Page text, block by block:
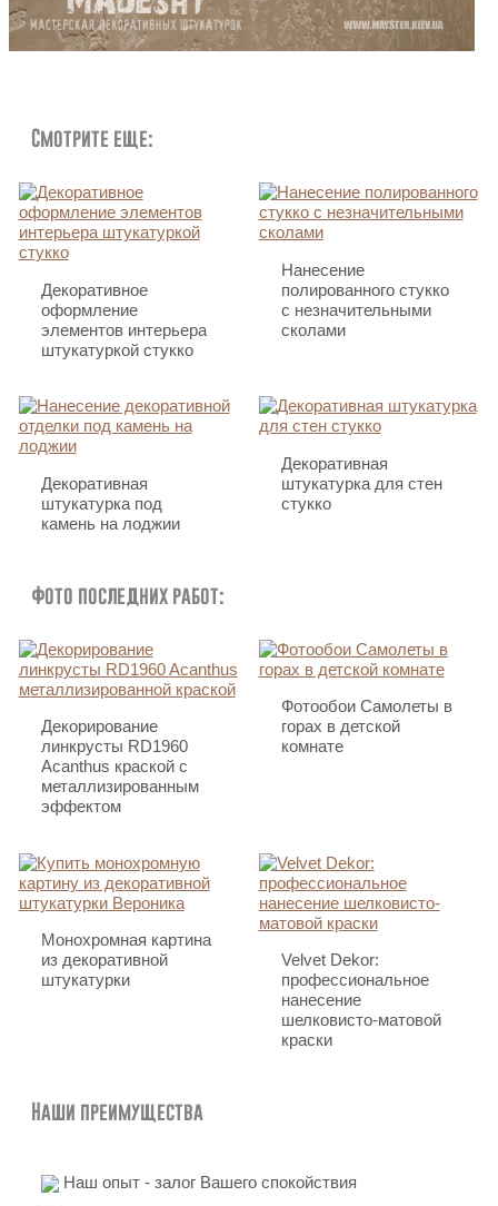
Смотрите еще:
Декоративное
оформление
элементов интерьера
штукатуркой стукко
Нанесение
полированного стукко
с незначительными
сколами
Декоративная
штукатурка под
камень на лоджии
Декоративная
штукатурка для стен
стукко
Фото последних работ:
Декорирование
линкрусты RD1960
Acanthus краской с
металлизированным
эффектом
Фотообои Самолеты в
горах в детской
комнате
Монохромная картина
из декоративной
штукатурки
Velvet Dekor:
профессиональное
нанесение
шелковисто-матовой
краски
Наши преимущества
Наш опыт - залог Вашего спокойствия